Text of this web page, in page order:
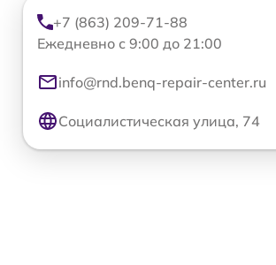
+7 (863) 209-71-88
Ежедневно с 9:00 до 21:00
info@rnd.benq-repair-center.ru
Социалистическая улица, 74